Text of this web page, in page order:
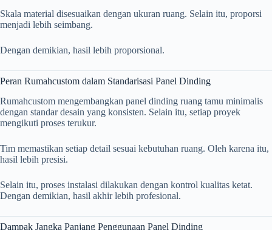
Skala material disesuaikan dengan ukuran ruang. Selain itu, proporsi
menjadi lebih seimbang.
Dengan demikian, hasil lebih proporsional.
Peran Rumahcustom dalam Standarisasi Panel Dinding
Rumahcustom mengembangkan panel dinding ruang tamu minimalis
dengan standar desain yang konsisten. Selain itu, setiap proyek
mengikuti proses terukur.
Tim memastikan setiap detail sesuai kebutuhan ruang. Oleh karena itu,
hasil lebih presisi.
Selain itu, proses instalasi dilakukan dengan kontrol kualitas ketat.
Dengan demikian, hasil akhir lebih profesional.
Dampak Jangka Panjang Penggunaan Panel Dinding